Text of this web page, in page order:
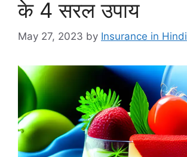
के 4 सरल उपाय
May 27, 2023 by Insurance in Hindi